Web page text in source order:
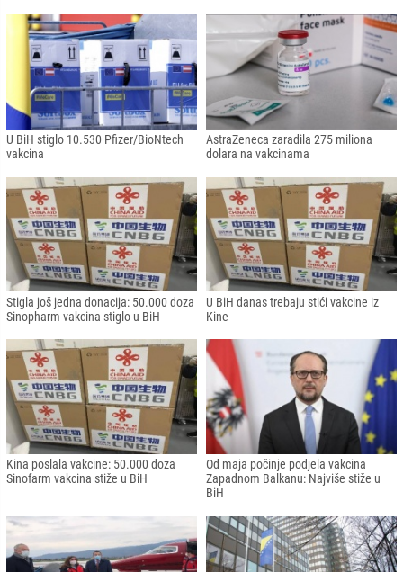
U BiH stiglo 10.530 Pfizer/BioNtech
vakcina
AstraZeneca zaradila 275 miliona
dolara na vakcinama
Stigla još jedna donacija: 50.000 doza
Sinopharm vakcina stiglo u BiH
U BiH danas trebaju stići vakcine iz
Kine
Kina poslala vakcine: 50.000 doza
Sinofarm vakcina stiže u BiH
Od maja počinje podjela vakcina
Zapadnom Balkanu: Najviše stiže u
BiH